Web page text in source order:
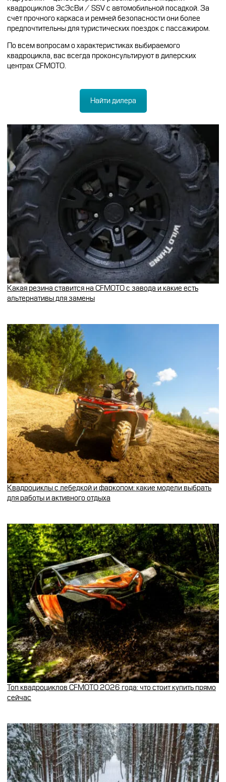
квадроциклов ЭсЭсВи / SSV с автомобильной посадкой. За
счёт прочного каркаса и ремней безопасности они более
предпочтительны для туристических поездок с пассажиром.
По всем вопросам о характеристиках выбираемого
квадроцикла, вас всегда проконсультируют в дилерских
центрах CFMOTO.
Найти дилера
Какая резина ставится на CFMOTO с завода и какие есть
альтернативы для замены
Квадроциклы с лебедкой и фаркопом: какие модели выбрать
для работы и активного отдыха
Топ квадроциклов CFMOTO 2026 года: что стоит купить прямо
сейчас